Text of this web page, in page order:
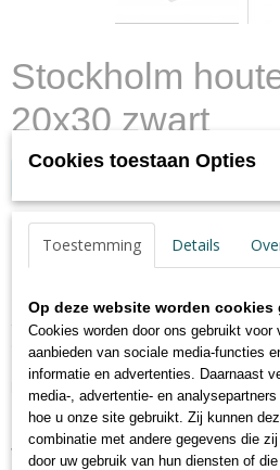
Stockholm
20x30 zwart
Op voorraad- Levertijd max. 2
Specificaties
Productcode
EA030B
EAN code
4004122255689
Netto gewicht
0,79 Kg
Omschrijving
Houten wissellijst Stockholm
Houten lijst met vlak blokprofiel, zie
Profiel 2.1 cm breed en 3.0 cm hoog
Verkrijgbaar in vele formaten en in 7
Cookies toestaan Opties
Toestemming Details
Op deze website worden cookies
Cookies worden door ons gebruikt voor
aanbieden van sociale media-functies
informatie en advertenties. Daarnaast
media-, advertentie- en
hoe u onze site gebruikt. Zij kunnen
combinatie met andere gegevens die
door uw gebruik van hun diensten of